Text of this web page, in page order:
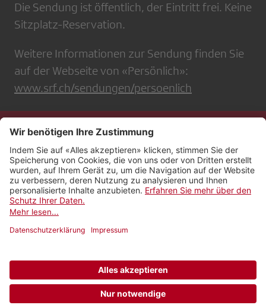
Die Sendung ist öffentlich, der Eintritt frei. Keine
Sitzplatz-Reservation.
Weitere Informationen zur Sendung finden Sie
auf der Webseite von «Persönlich»:
www.srf.ch/sendungen/persoenlich
Kontakt
Impressum
Rechtliches
Netiquette
Newsletter abonnieren